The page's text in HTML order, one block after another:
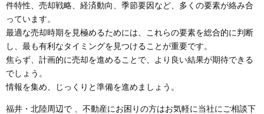
件特性、売却戦略、経済動向、季節要因など、多くの要素が絡み合
っています。
最適な売却時期を見極めるためには、これらの要素を総合的に判断
し、最も有利なタイミングを見つけることが重要です。
焦らず、計画的に売却を進めることで、より良い結果が期待できる
でしょう。
情報を集め、じっくりと準備を進めましょう。
福井・北陸周辺で 、不動産にお困りの方はお気軽に当社にご相談下